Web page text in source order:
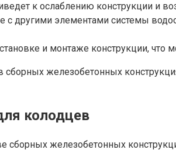
к ослаблению конструкции и
другими элементами системы
и монтаже конструкции,
железобетонных
колодцев
железобетонных